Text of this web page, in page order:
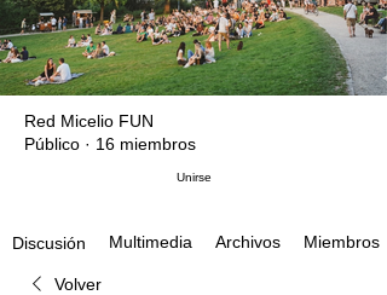
Red Micelio FUN
Público · 16 miembros
Unirse
Discusión Multimedia Archivos Miembros
Volver